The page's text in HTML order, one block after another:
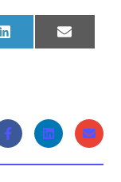
LinkedInEmail